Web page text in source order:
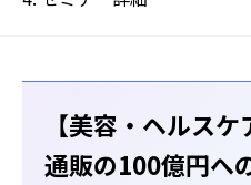
【美容・ヘルス
通販の100億円へ